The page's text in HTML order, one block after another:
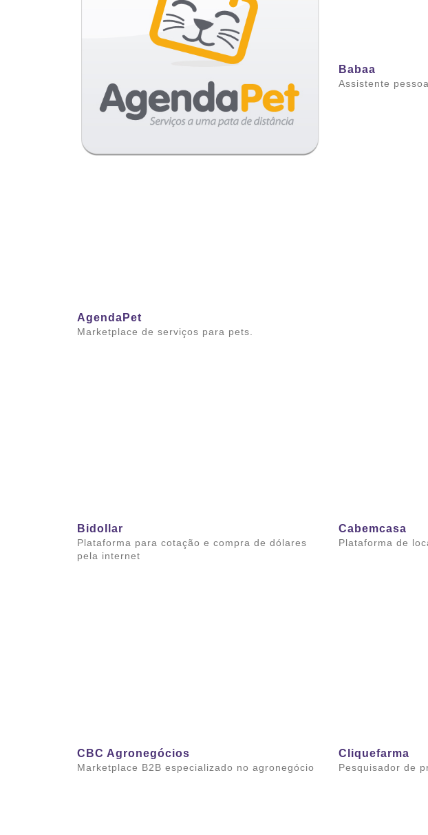
AgendaPet
Marketplace de serviços para pets.
Babaa
Assistente
Bidollar
Plataforma para cotação e compra de dólares
pela internet
Cabemcasa
Plataforma de
CBC Agronegócios
Marketplace B2B especializado no agronegócio
Cliquefarma
Pesquisador de